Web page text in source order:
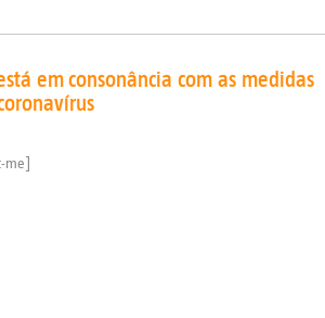
Canais
em consonância com as medidas
me]